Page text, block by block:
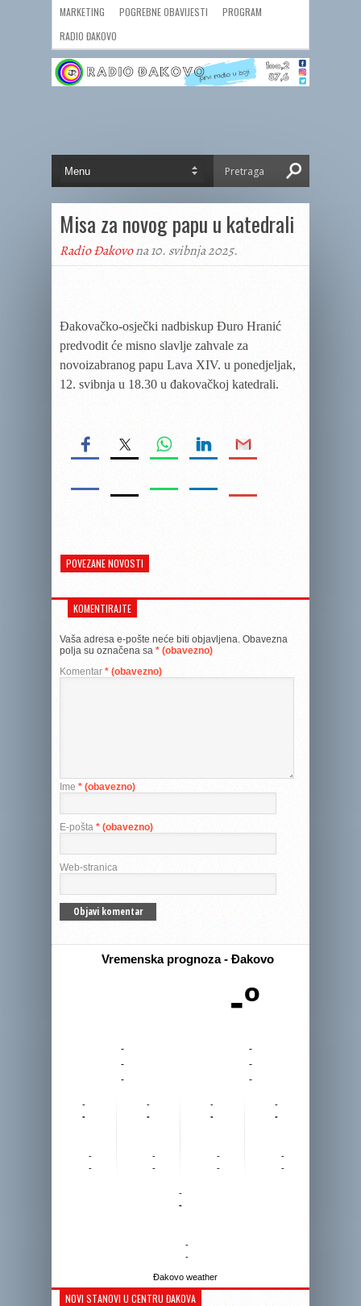
MARKETING POGREBNE OBAVIJESTI
PROGRAM
RADIO ĐAKOVO
Misa za novog papu u katedrali
Radio Đakovona 10. svibnja 2025.
Đakovačko-osječki nadbiskup Đuro Hranić
predvodit će misno slavlje zahvale za
novoizabranog papu Lava XIV. u ponedjeljak,
12. svibnja u 18.30 u đakovačkoj katedrali.
POVEZANE NOVOSTI
KOMENTIRAJTE
Vaša adresa e-pošte neće biti objavljena. Obavezna
polja su označena sa * (obavezno)
Komentar * (obavezno)
Ime * (obavezno)
E-pošta * (obavezno)
Web-stranica
Vremenska prognoza - Đakovo
-º
-
-
-
-
-
-
-
-
-
-
-
-
-
-
-
-
-
-
-
-
-
-
-
-
-
-
Đakovo weather
NOVI STANOVI U CENTRU ĐAKOVA